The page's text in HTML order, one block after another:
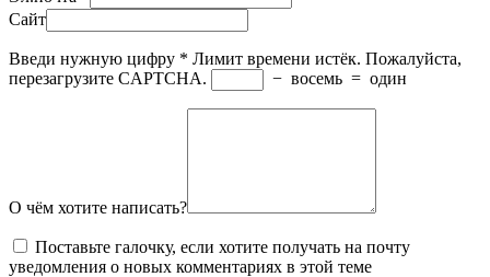
Сайт
Введи нужную цифру * Лимит времени истёк. Пожалуйста,
перезагрузите CAPTCHA.
− восемь = один
О чём хотите написать?
Поставьте галочку, если хотите получать на почту
уведомления о новых комментариях в этой теме